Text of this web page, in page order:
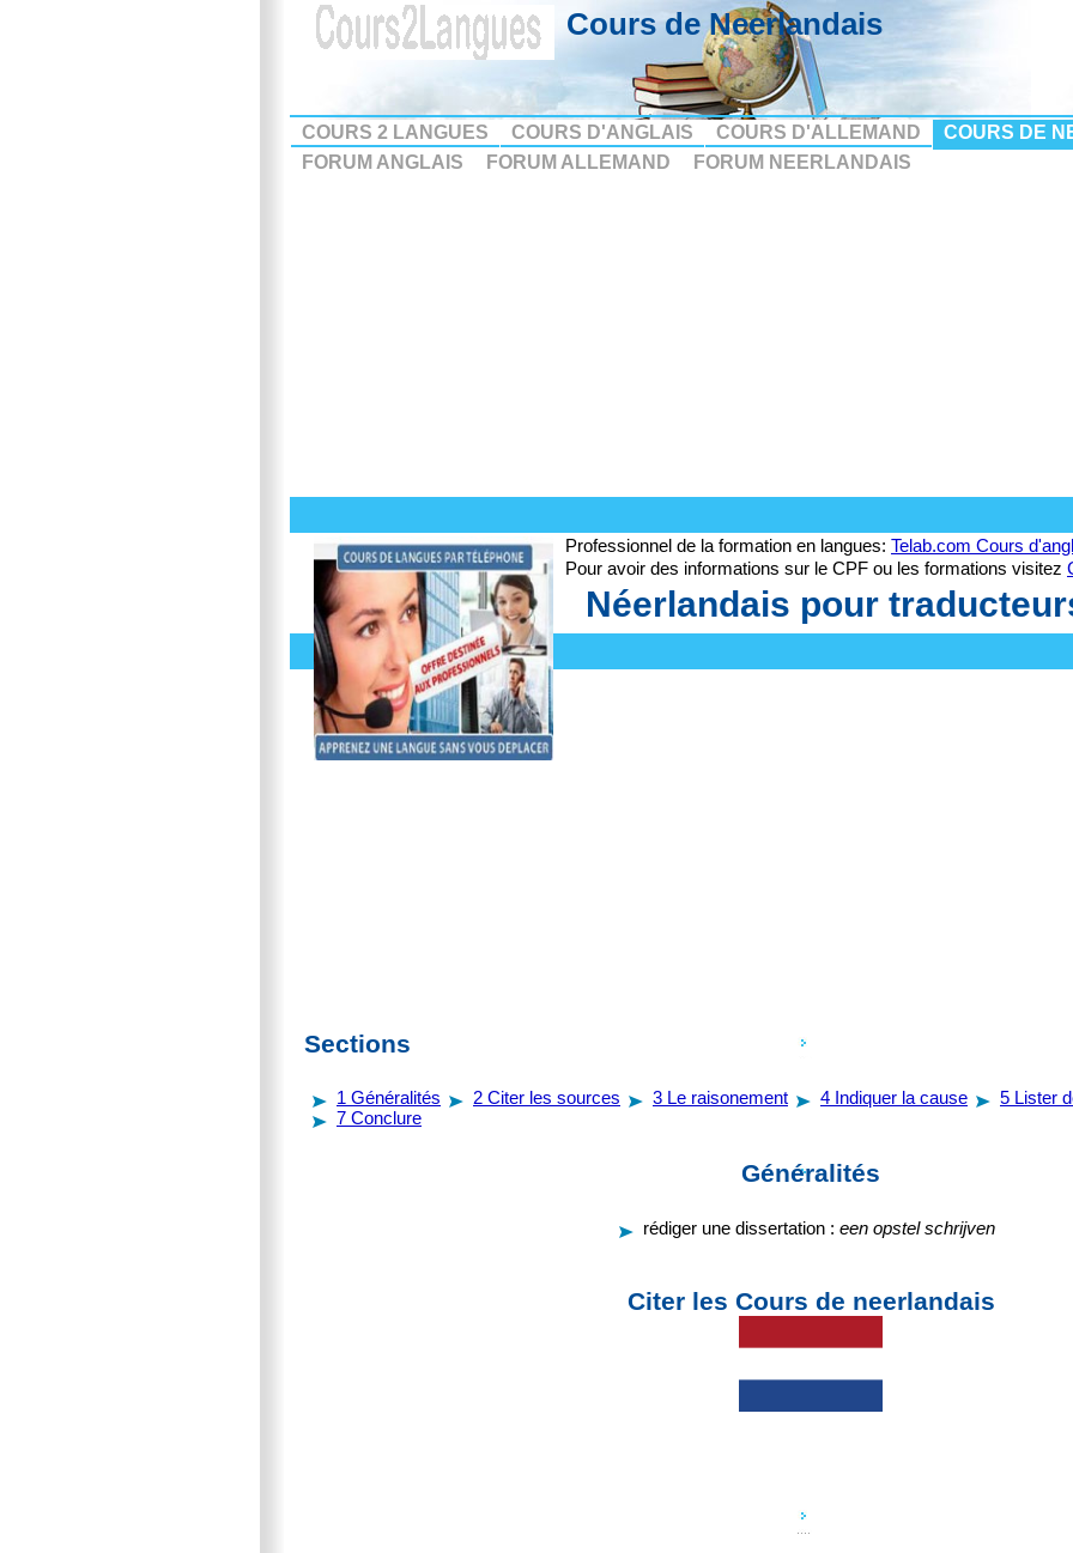
Cours de Neerlandais
COURS 2 LANGUES COURS D'ANGLAIS COURS D'ALLEMAND
COURS DE
FORUM ANGLAIS
FORUM ALLEMAND FORUM NEERLANDAIS
Professionnel de la formation en langues: Telab.com Cours
Pour avoir des informations sur le CPF ou les formations visitez
Néerlandais pour
Sections
1 Généralités 2 Citer les sources 3 Le raisonement 4 Indiquer la cause 5 Lister
7 Conclure
Généralités
rédiger une dissertation : een opstel schrijven
Citer les Cours de neerlandais